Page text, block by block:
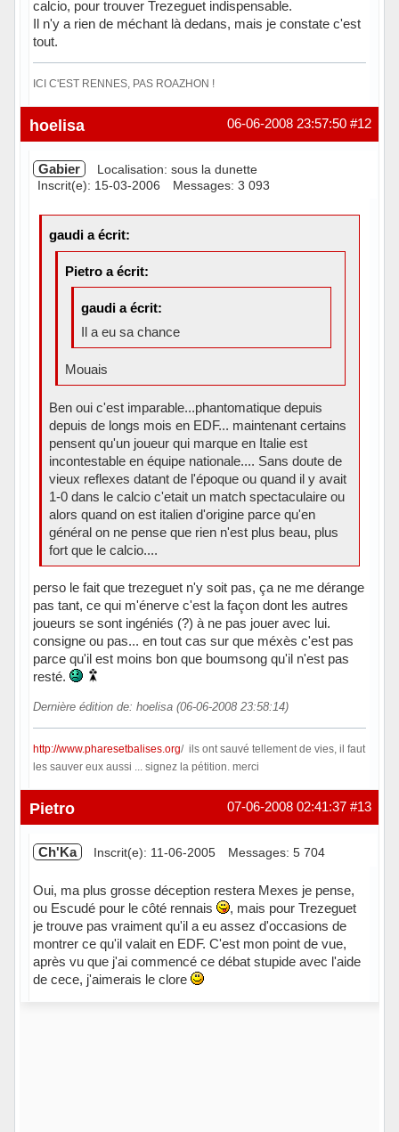
calcio, pour trouver Trezeguet indispensable.
Il n'y a rien de méchant là dedans, mais je constate c'est
tout.
ICI C'EST RENNES, PAS ROAZHON !
Hors ligne #12
06-06-2008 23:57:50
hoelisa
Gabier
Localisation: sous la dunette
Inscrit(e): 15-03-2006
Messages: 3 093
gaudi a écrit:
Pietro a écrit:
gaudi a écrit:
Il a eu sa chance
Mouais
Ben oui c'est imparable...phantomatique depuis
depuis de longs mois en EDF... maintenant certains
pensent qu'un joueur qui marque en Italie est
incontestable en équipe nationale.... Sans doute de
vieux reflexes datant de l'époque ou quand il y avait
1-0 dans le calcio c'etait un match spectaculaire ou
alors quand on est italien d'origine parce qu'en
général on ne pense que rien n'est plus beau, plus
fort que le calcio....
perso le fait que trezeguet n'y soit pas, ça ne me dérange
pas tant, ce qui m'énerve c'est la façon dont les autres
joueurs se sont ingéniés (?) à ne pas jouer avec lui.
consigne ou pas... en tout cas sur que méxès c'est pas
parce qu'il est moins bon que boumsong qu'il n'est pas
resté.
Dernière édition de: hoelisa (06-06-2008 23:58:14)
http://www.pharesetbalises.org/ ils ont sauvé tellement de vies, il faut
les sauver eux aussi ... signez la pétition. merci
Hors ligne #13
07-06-2008 02:41:37
Pietro
Ch'Ka Inscrit(e): 11-06-2005 Messages: 5 704
Oui, ma plus grosse déception restera Mexes je pense,
ou Escudé pour le côté rennais
, mais pour Trezeguet
je trouve pas vraiment qu'il a eu assez d'occasions de
montrer ce qu'il valait en EDF. C'est mon point de vue,
après vu que j'ai commencé ce débat stupide avec l'aide
de cece, j'aimerais le clore